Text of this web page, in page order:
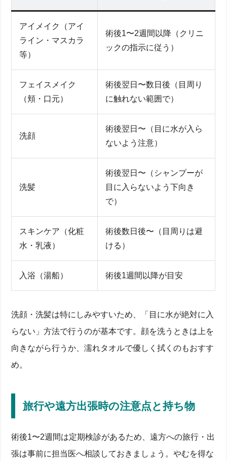
アイメイク（アイ
ライン・マスカラ
等）
術後1〜2週間以降（クリニ
ックの指示に従う）
フェイスメイク
（頬・口元）
術後翌日〜数日後（目周り
に触れない範囲で）
洗顔
術後翌日〜（目に水が入ら
ないよう注意）
洗髪
術後翌日〜（シャンプーが
目に入らないよう下向き
で）
スキンケア（化粧
水・乳液）
術後数日後〜（目周りは避
ける）
入浴（湯船） 術後1週間以降が目安
洗顔・洗髪は特にしみやすいため、「目に水が絶対に入
らない」方法で行うのが基本です。顔を洗うときは上を
向きながら行うか、濡れタオルで優しく拭くのもおすす
め。
旅行や遠方出張時の注意点と持ち物
術後1〜2週間は定期検診があるため、遠方への旅行・出
張は事前に担当医へ相談しておきましょう。やむを得な